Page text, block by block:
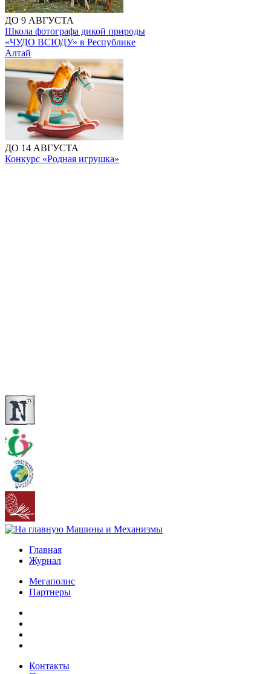
ДО 9 АВГУСТА
Школа фотографа дикой природы
«ЧУДО ВСЮДУ» в Республике
Алтай
ДО 14 АВГУСТА
Конкурс «Родная игрушка»
Главная
Журнал
Мегаполис
Партнеры
Контакты